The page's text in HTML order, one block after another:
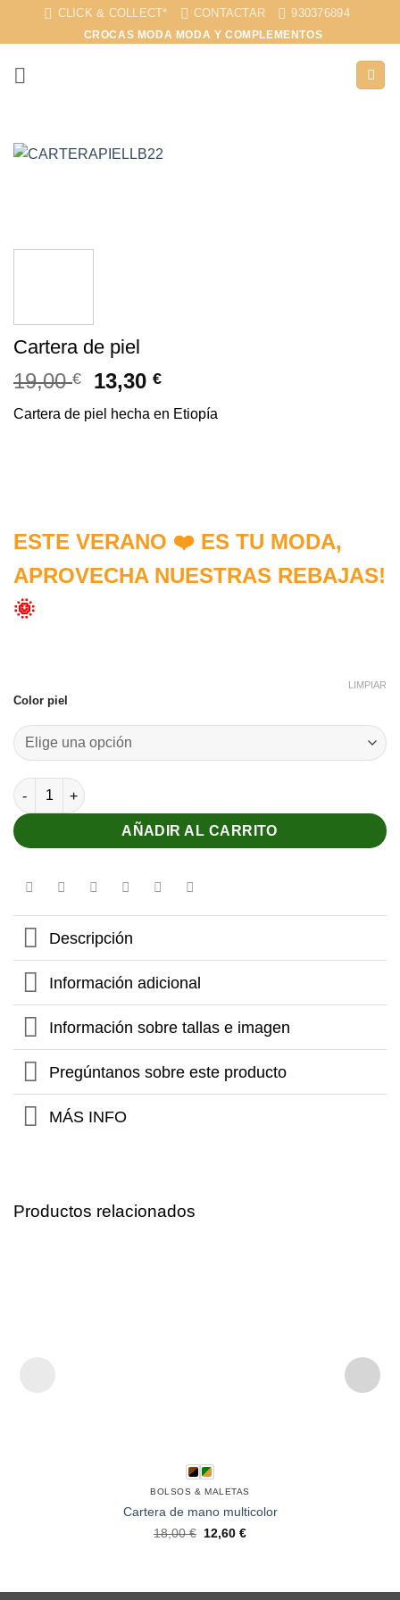
CLICK & COLLECT* CONTACTAR 930376894
CROCAS MODA MODA Y COMPLEMENTOS
Cartera de piel
19,00€ 13,30€
Cartera de piel hecha en Etiopía
ESTE VERANO ❤️ ES TU MODA,
APROVECHA NUESTRAS REBAJAS!
🌞
Color piel
LIMPIAR
Cartera de piel cantidad
AÑADIR AL CARRITO
Descripción
Información adicional
Información sobre tallas e imagen
Pregúntanos sobre este producto
MÁS INFO
Productos relacionados
BOLSOS & MALETAS
Cartera de mano multicolor
18,00€ 12,60€